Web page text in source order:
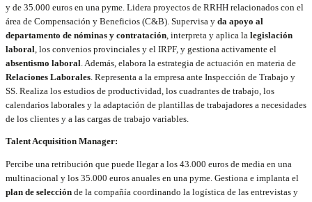
y de 35.000 euros en una pyme. Lidera proyectos de RRHH relacionados con el
área de Compensación y Beneficios (C&B). Supervisa y da apoyo al
departamento de nóminas y contratación , interpreta y aplica la legislación
laboral , los convenios provinciales y el IRPF, y gestiona activamente el
absentismo laboral . Además, elabora la estrategia de actuación en materia de
Relaciones Laborales . Representa a la empresa ante Inspección de Trabajo y
SS. Realiza los estudios de productividad, los cuadrantes de trabajo, los
calendarios laborales y la adaptación de plantillas de trabajadores a necesidades
de los clientes y a las cargas de trabajo variables.
Talent Acquisition Manager:
Percibe una retribución que puede llegar a los 43.000 euros de media en una
multinacional y los 35.000 euros anuales en una pyme. Gestiona e implanta el
plan de selección de la compañía coordinando la logística de las entrevistas y